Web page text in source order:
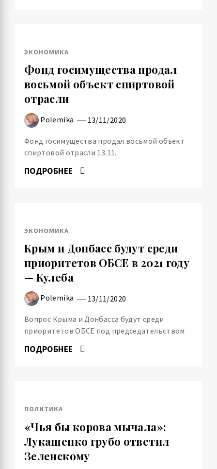
ЭКОНОМИКА
Фонд госимущества продал
восьмой объект спиртовой
отрасли
Polemika 13/11/2020
Фонд госимущества продал восьмой объект
спиртовой отрасли 13.11.
ПОДРОБНЕЕ
ЭКОНОМИКА
Крым и Донбасс будут среди
приоритетов ОБСЕ в 2021 году
— Кулеба
Polemika 13/11/2020
Вопрос Крыма и Донбасса будут среди
приоритетов ОБСЕ под председательством
ПОДРОБНЕЕ
ПОЛИТИКА
«Чья бы корова мычала»:
Лукашенко грубо ответил
Зеленскому